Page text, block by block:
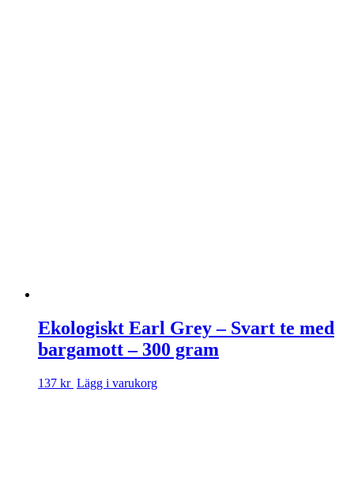
Ekologiskt Earl Grey – Svart te med
bargamott – 300 gram
137 kr Lägg i varukorg